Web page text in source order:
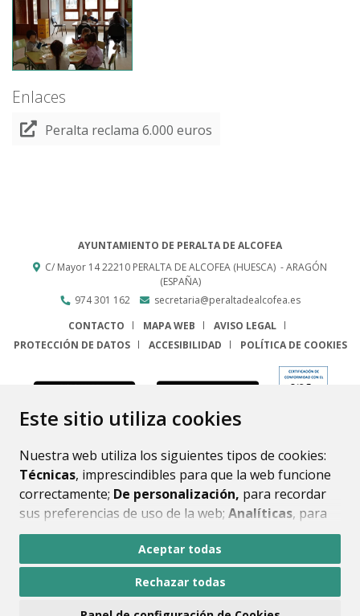
Este sitio utiliza cookies
Nuestra web utiliza los siguientes tipos de cookies:
Técnicas, imprescindibles para que la web funcione
correctamente; De personalización, para recordar
sus preferencias de uso de la web; Analíticas, para
mejorar el funcionamiento de la web y sus servicios.
Si acepta pulsando el botón“Aceptar todas”
consideramos que acepta su uso. Si pulsa el botón
Aceptar todas
Rechazar todas
Enlaces
Peralta reclama 6.000 euros
AYUNTAMIENTO DE PERALTA DE ALCOFEA
C/ Mayor 1422210 PERALTA DE ALCOFEA (HUESCA) - ARAGÓN
(ESPAÑA)
974 301 162
secretaria@peraltadealcofea.es
CONTACTO
MAPA WEB
AVISO LEGAL
PROTECCIÓN DE DATOS
ACCESIBILIDAD POLÍTICA DE COOKIES